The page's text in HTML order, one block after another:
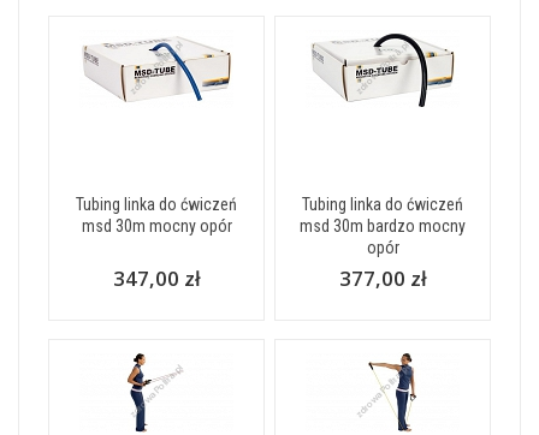
Tubing linka do ćwiczeń
msd 30m mocny opór
347,00 zł
Tubing linka do ćwiczeń
msd 30m bardzo mocny
opór
377,00 zł